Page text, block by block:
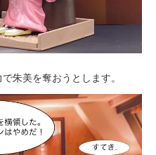
朱美を奪おうとします。